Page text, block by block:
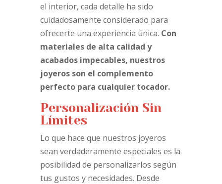
el interior, cada detalle ha sido
cuidadosamente considerado para
ofrecerte una experiencia única. Con
materiales de alta calidad y
acabados impecables, nuestros
joyeros son el complemento
perfecto para cualquier tocador.
Personalización Sin
Límites
Lo que hace que nuestros joyeros
sean verdaderamente especiales es la
posibilidad de personalizarlos según
tus gustos y necesidades. Desde